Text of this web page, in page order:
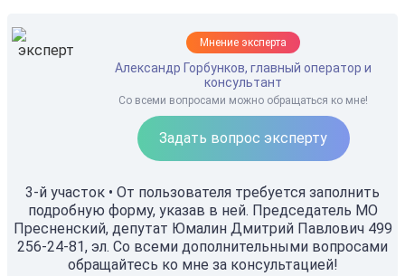
Мнение эксперта
Александр Горбунков, главный оператор и
консультант
Со всеми вопросами можно обращаться ко мне!
Задать вопрос эксперту
3-й участок • От пользователя требуется заполнить
подробную форму, указав в ней. Председатель МО
Пресненский, депутат Юмалин Дмитрий Павлович 499
256-24-81, эл. Со всеми дополнительными вопросами
обращайтесь ко мне за консультацией!